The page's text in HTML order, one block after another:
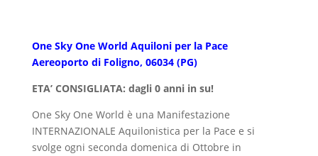
One Sky One World Aquiloni per la Pace
Aereoporto di Foligno, 06034 (PG)
ETA’ CONSIGLIATA: dagli 0 anni in su!
One Sky One World è una Manifestazione
INTERNAZIONALE Aquilonistica per la Pace e si
svolge ogni seconda domenica di Ottobre in